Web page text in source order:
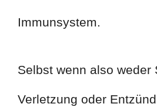
Immunsystem.
Selbst wenn also weder
Verletzung oder